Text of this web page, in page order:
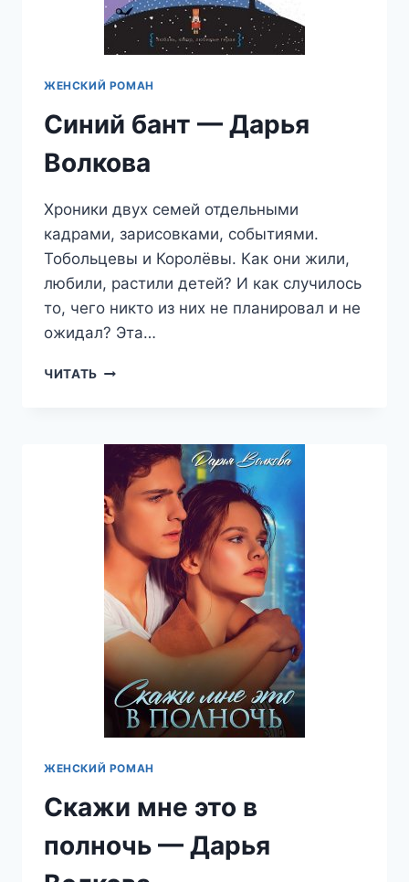
ЖЕНСКИЙ РОМАН
Синий бант — Дарья
Волкова
Хроники двух семей отдельными
кадрами, зарисовками, событиями.
Тобольцевы и Королёвы. Как они жили,
любили, растили детей? И как случилось
то, чего никто из них не планировал и не
ожидал? Эта…
ЧИТАТЬ СИНИЙ
ВОЛКОВА
ЖЕНСКИЙ РОМАН
Скажи мне это в
полночь — Дарья